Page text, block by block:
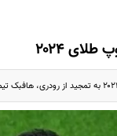
۲۰۲۴